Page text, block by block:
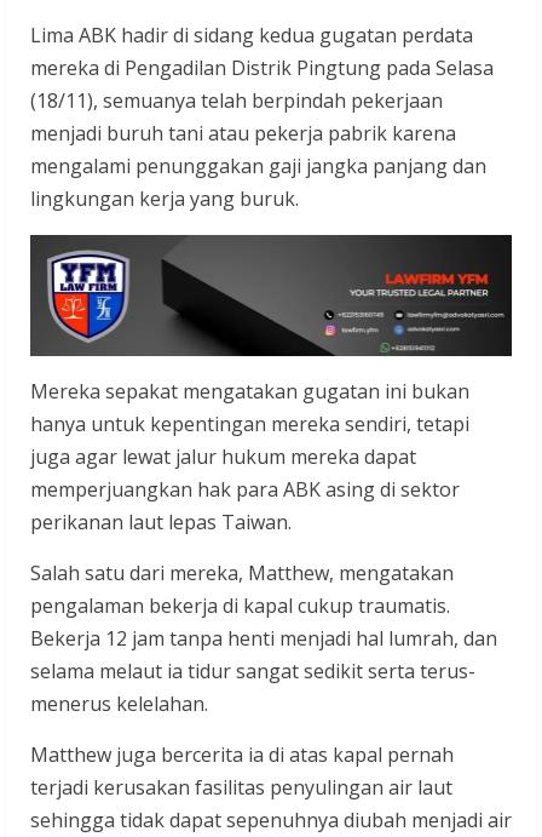
Lima ABK hadir di sidang kedua gugatan perdata
mereka di Pengadilan Distrik Pingtung pada Selasa
(18/11), semuanya telah berpindah pekerjaan
menjadi buruh tani atau pekerja pabrik karena
mengalami penunggakan gaji jangka panjang dan
lingkungan kerja yang buruk.
Mereka sepakat mengatakan gugatan ini bukan
hanya untuk kepentingan mereka sendiri, tetapi
juga agar lewat jalur hukum mereka dapat
memperjuangkan hak para ABK asing di sektor
perikanan laut lepas Taiwan.
Salah satu dari mereka, Matthew, mengatakan
pengalaman bekerja di kapal cukup traumatis.
Bekerja 12 jam tanpa henti menjadi hal lumrah, dan
selama melaut ia tidur sangat sedikit serta terus-
menerus kelelahan.
Matthew juga bercerita ia di atas kapal pernah
terjadi kerusakan fasilitas penyulingan air laut
sehingga tidak dapat sepenuhnya diubah menjadi air